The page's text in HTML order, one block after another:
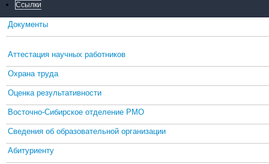
Ссылки
Документы
Аттестация научных работников
Охрана труда
Оценка результативности
Восточно-Сибирское отделение РМО
Сведения об образовательной организации
Абитуриенту